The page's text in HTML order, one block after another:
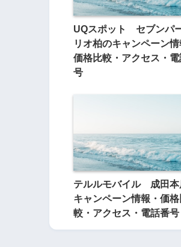
UQスポット セブンパ
リオ柏のキャンペーン情
価格比較・アクセス・
号
テルルモバイル 成田本
キャンペーン情報・価
較・アクセス・電話番号